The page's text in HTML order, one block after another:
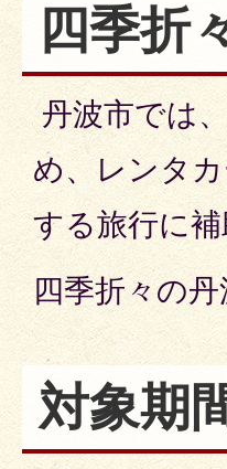
四季折
丹波市では
め、レンタ
する旅行に
四季折々の
対象期